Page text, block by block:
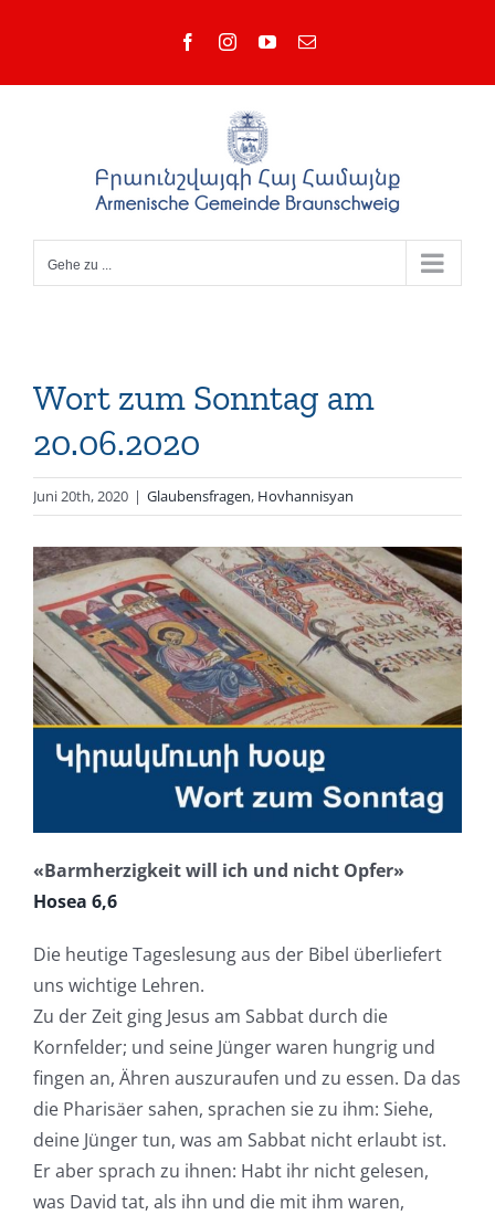
FacebookInstagramYouTube
E-
Gehe zu ...
Wort zum Sonntag am
20.06.2020
Juni 20th, 2020 | Glaubensfragen, Hovhannisyan
«Barmherzigkeit will ich und nicht Opfer»
Hosea 6,6
Die heutige Tageslesung aus der Bibel überliefert
uns wichtige Lehren.
Zu der Zeit ging Jesus am Sabbat durch die
Kornfelder; und seine Jünger waren hungrig und
fingen an, Ähren auszuraufen und zu essen. Da das
die Pharisäer sahen, sprachen sie zu ihm: Siehe,
deine Jünger tun, was am Sabbat nicht erlaubt ist.
Er aber sprach zu ihnen: Habt ihr nicht gelesen,
was David tat, als ihn und die mit ihm waren,